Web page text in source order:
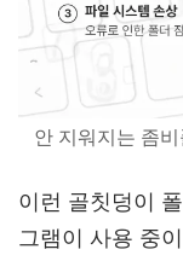
안 지워지는 좀
이런 골칫덩이
그램이 사용 중